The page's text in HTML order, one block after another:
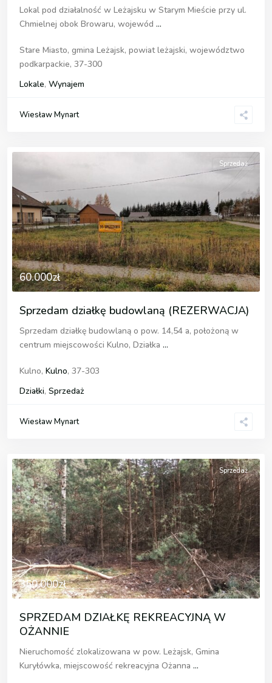
Lokal pod działalność w Leżajsku w Starym Mieście przy ul.
Chmielnej obok Browaru, wojewód ...
Stare Miasto, gmina Leżajsk, powiat leżajski, województwo
podkarpackie, 37-300
Lokale, Wynajem
Wiesław Mynart
60.000zł
Sprzedaż
Sprzedam działkę budowlaną (REZERWACJA)
Sprzedam działkę budowlaną o pow. 14,54 a, położoną w
centrum miejscowości Kulno, Działka ...
Kulno, Kulno, 37-303
Działki, Sprzedaż
Wiesław Mynart
350.000zł
Sprzedaż
SPRZEDAM DZIAŁKĘ REKREACYJNĄ W
OŻANNIE
Nieruchomość zlokalizowana w pow. Leżajsk, Gmina
Kuryłówka, miejscowość rekreacyjna Ożanna ...